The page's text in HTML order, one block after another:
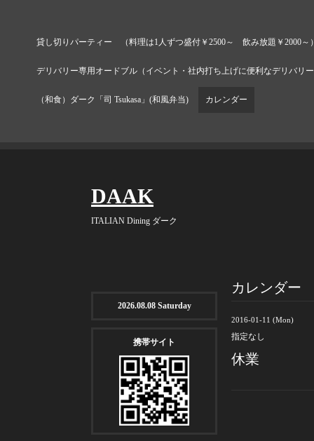
貸し切りパーティー （料理は1人ずつ盛付￥2500～ 飲み放題￥2000～
デリバリー専用オードブル（イベント・社内打ち上げに便利なデリバリ
（和食）ダーク「司 Tsukasa」(和風弁当) カレンダー
DAAK
ITALIAN Dining ダーク
カレンダー
2016-01-11 (Mon)
指定なし
休業
2026.08.08 Saturday
携帯サイト